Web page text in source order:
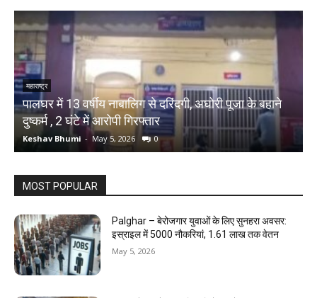
महाराष्ट्र
पालघर में 13 वर्षीय नाबालिग से दरिंदगी, अघोरी पूजा के बहाने
दुष्कर्म , 2 घंटे में आरोपी गिरफ्तार
Keshav Bhumi - May 5, 2026 0
MOST POPULAR
Palghar – बेरोजगार युवाओं के लिए सुनहरा अवसर:
इस्राइल में 5000 नौकरियां, ₹1.61 लाख तक वेतन
May 5, 2026